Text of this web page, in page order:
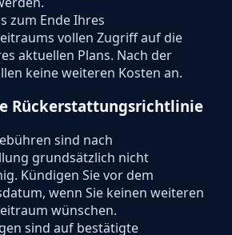
zum Ende Ihres
vollen Zugriff auf die
aktuellen Plans. Nach der
keine weiteren Kosten an.
Rückerstattungsrichtlinie
sind nach
grundsätzlich nicht
Kündigen Sie vor dem
wenn Sie keinen weiteren
wünschen.
sind auf bestätigte